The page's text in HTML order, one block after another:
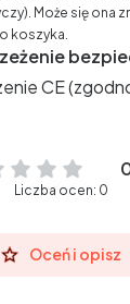
Może się ona
koszyka.
CE
Liczba ocen: 0
Oceń i opisz